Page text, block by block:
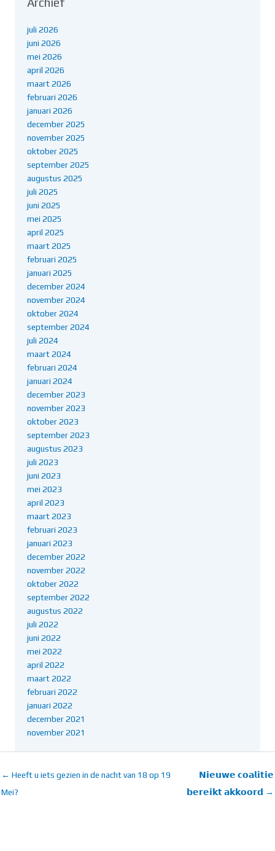
juli 2026
juni 2026
mei 2026
april 2026
maart 2026
februari 2026
januari 2026
december 2025
november 2025
oktober 2025
september 2025
augustus 2025
juli 2025
juni 2025
mei 2025
april 2025
maart 2025
februari 2025
januari 2025
december 2024
november 2024
oktober 2024
september 2024
juli 2024
maart 2024
februari 2024
januari 2024
december 2023
november 2023
oktober 2023
september 2023
augustus 2023
juli 2023
juni 2023
mei 2023
april 2023
maart 2023
februari 2023
januari 2023
december 2022
november 2022
oktober 2022
september 2022
augustus 2022
juli 2022
juni 2022
mei 2022
april 2022
maart 2022
februari 2022
januari 2022
december 2021
november 2021
← Heeft u iets gezien in de nacht van 18 op 19
Mei?
𝗡𝗶𝗲𝘂𝘄𝗲 𝗰𝗼𝗮𝗹𝗶𝘁𝗶𝗲
𝗯𝗲𝗿𝗲𝗶𝗸𝘁 𝗮𝗸𝗸𝗼𝗼𝗿𝗱 →